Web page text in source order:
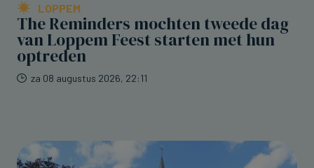
LOPPEM
The Reminders mochten tweede dag
van Loppem Feest starten met hun
optreden
za 08 augustus 2026, 22:11